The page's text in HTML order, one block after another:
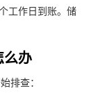
工作日到账。储
办
排查：